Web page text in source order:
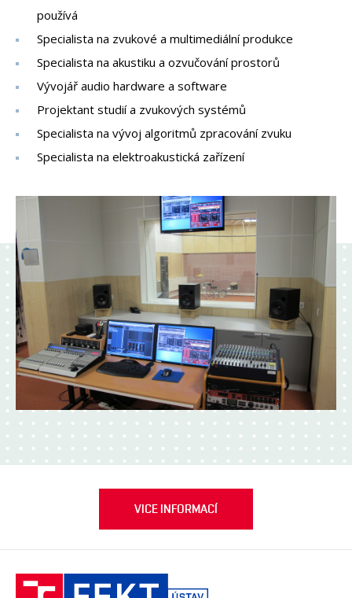
používá
Specialista na zvukové a multimediální produkce
Specialista na akustiku a ozvučování prostorů
Vývojář audio hardware a software
Projektant studií a zvukových systémů
Specialista na vývoj algoritmů zpracování zvuku
Specialista na elektroakustická zařízení
VICE INFORMACÍ